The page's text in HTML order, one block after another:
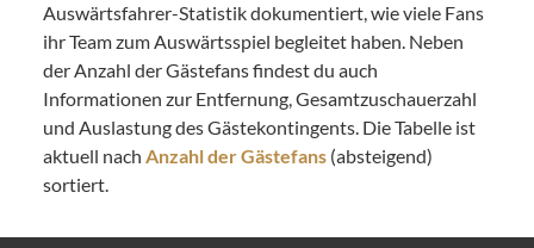
Auswärtsfahrer-Statistik dokumentiert, wie viele Fans
ihr Team zum Auswärtsspiel begleitet haben. Neben
der Anzahl der Gästefans findest du auch
Informationen zur Entfernung, Gesamtzuschauerzahl
und Auslastung des Gästekontingents. Die Tabelle ist
aktuell nach Anzahl der Gästefans (absteigend)
sortiert.